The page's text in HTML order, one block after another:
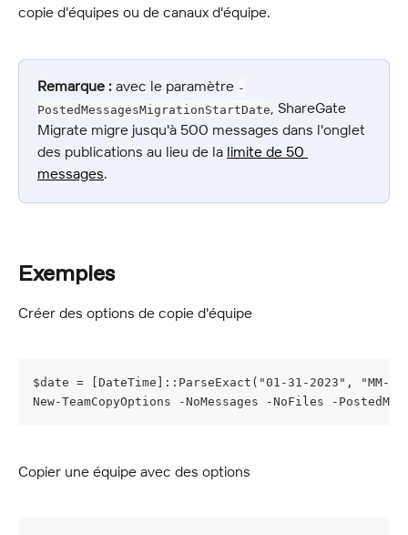
copie d'équipes ou de canaux d'équipe.
Remarque : avec le paramètre -
PostedMessagesMigrationStartDate, ShareGate
Migrate migre jusqu'à 500 messages dans l'onglet
des publications au lieu de la limite de 50
messages.
Exemples
Créer des options de copie d'équipe
$date = [DateTime]::ParseExact("01-31-2023", "MM-
New-TeamCopyOptions -NoMessages -NoFiles -
Copier une équipe avec des options